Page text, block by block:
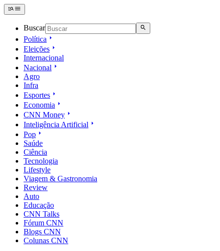
Buscar
Política
Eleições
Internacional
Nacional
Agro
Infra
Esportes
Economia
CNN Money
Inteligência Artificial
Pop
Saúde
Ciência
Tecnologia
Lifestyle
Viagem & Gastronomia
Review
Auto
Educação
CNN Talks
Fórum CNN
Blogs CNN
Colunas CNN